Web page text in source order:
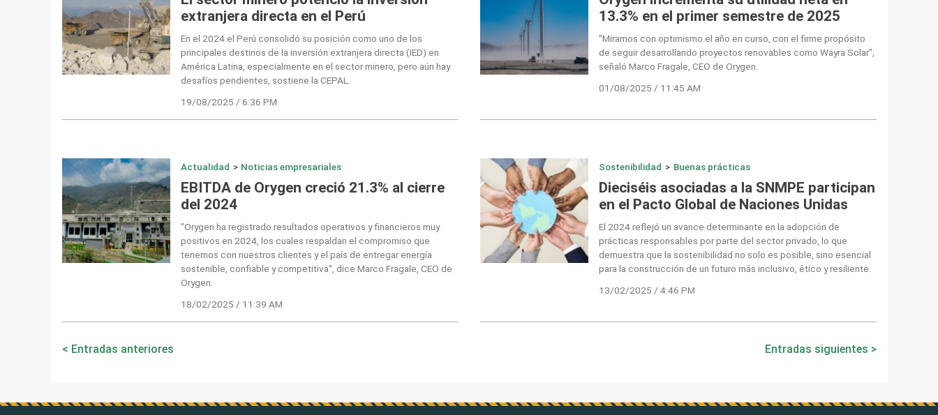
extranjera directa en el Perú
En el 2024 el Perú consolidó su posición como uno de los
principales destinos de la inversión extranjera directa (IED) en
América Latina, especialmente en el sector minero, pero aún hay
desafíos pendientes, sostiene la CEPAL.
19/08/2025 / 6:36 PM
13.3% en el primer semestre de 2025
"Miramos con optimismo el año en curso, con el firme propósito
de seguir desarrollando proyectos renovables como Wayra Solar",
señaló Marco Fragale, CEO de Orygen.
01/08/2025 / 11:45 AM
Actualidad > Noticias empresariales
EBITDA de Orygen creció 21.3% al cierre
del 2024
"Orygen ha registrado resultados operativos y financieros muy
positivos en 2024, los cuales respaldan el compromiso que
tenemos con nuestros clientes y el país de entregar energía
sostenible, confiable y competitiva", dice Marco Fragale, CEO de
Orygen.
18/02/2025 / 11:39 AM
Sostenibilidad > Buenas prácticas
Dieciséis asociadas a la SNMPE participan
en el Pacto Global de Naciones Unidas
El 2024 reflejó un avance determinante en la adopción de
prácticas responsables por parte del sector privado, lo que
demuestra que la sostenibilidad no solo es posible, sino esencial
para la construcción de un futuro más inclusivo, ético y resiliente.
13/02/2025 / 4:46 PM
Navegación
Entradas anteriores Entradas siguientes